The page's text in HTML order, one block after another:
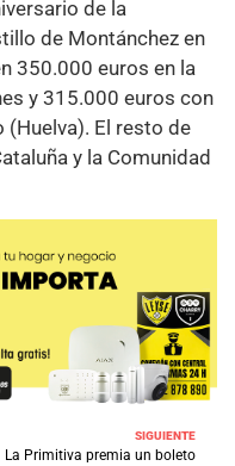
de la
de Montánchez en
350.000 euros en la
y 315.000 euros con
(Huelva). El resto de
y la Comunidad
SIGUIENTE
La Primitiva premia un boleto